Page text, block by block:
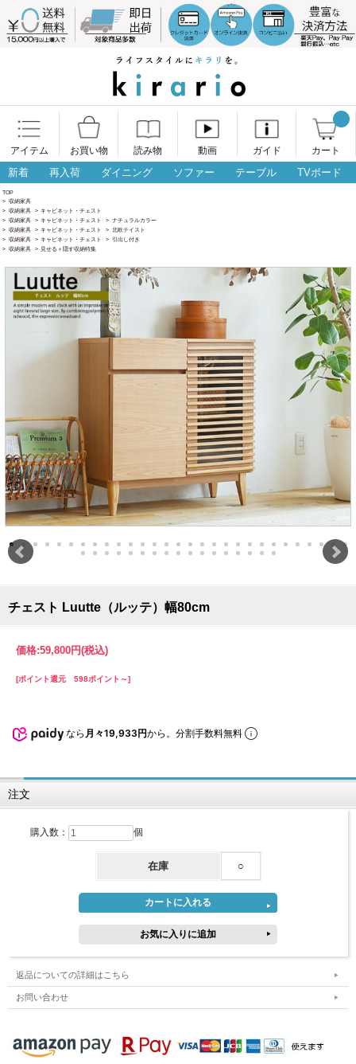
アイテム お買い物 読み物 動画 ガイド カート
新着 再入荷 ダイニング ソファー テーブル TVボード
TOP
> 収納家具
> 収納家具 > キャビネット・チェスト
> 収納家具 > キャビネット・チェスト > ナチュラルカラー
> 収納家具 > キャビネット・チェスト > 北欧テイスト
> 収納家具 > キャビネット・チェスト > 引出し付き
> 収納家具 > 見せる＋隠す収納特集
チェスト Luutte（ルッテ）幅80cm
価格:59,800円(税込)
[ポイント還元 598ポイント～]
なら 月々19,933円から。分割手数料無料
注文
購入数： 個
在庫 ○
返品についての詳細はこちら
お問い合わせ